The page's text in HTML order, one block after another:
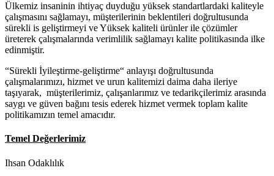
Ülkemiz insaninin ihtiyaç duyduğu yüksek standartlardaki kaliteyle
çalışmasını sağlamayı, müşterilerinin beklentileri doğrultusunda
sürekli is geliştirmeyi ve Yüksek kaliteli ürünler ile çözümler
üreterek çalışmalarında verimlilik sağlamayı kalite politikasında ilke
edinmiştir.
“Sürekli İyileştirme-geliştirme“ anlayışı doğrultusunda
çalışmalarımızı, hizmet ve urun kalitemizi daima daha ileriye
taşıyarak, müşterilerimiz, çalışanlarımız ve tedarikçilerimiz arasında
saygı ve güven bağını tesis ederek hizmet vermek toplam kalite
politikamızın temel amacıdır.
Temel Değerlerimiz
Ihsan Odaklılık